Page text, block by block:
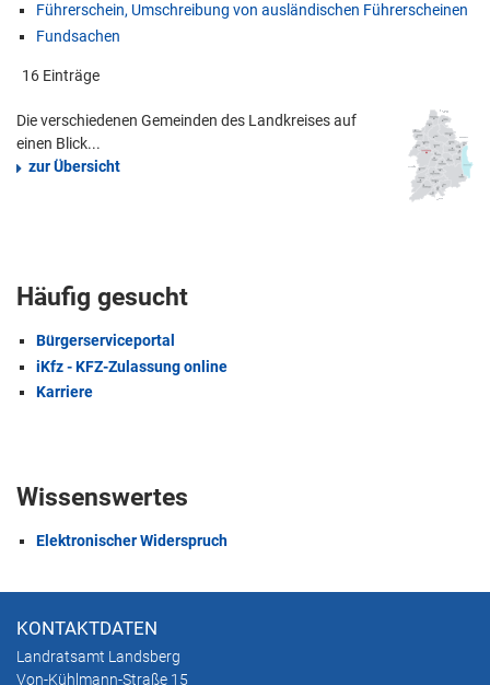
Führerschein, Umschreibung von ausländischen Führerscheinen
Fundsachen
16 Einträge
Die verschiedenen Gemeinden des Landkreises auf
einen Blick...
zur Übersicht
Häufig gesucht
Bürgerserviceportal
iKfz - KFZ-Zulassung online
Karriere
Wissenswertes
Elektronischer Widerspruch
KONTAKTDATEN
Landratsamt Landsberg
Von-Kühlmann-Straße 15